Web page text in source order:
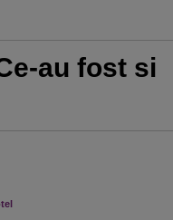
au fost si